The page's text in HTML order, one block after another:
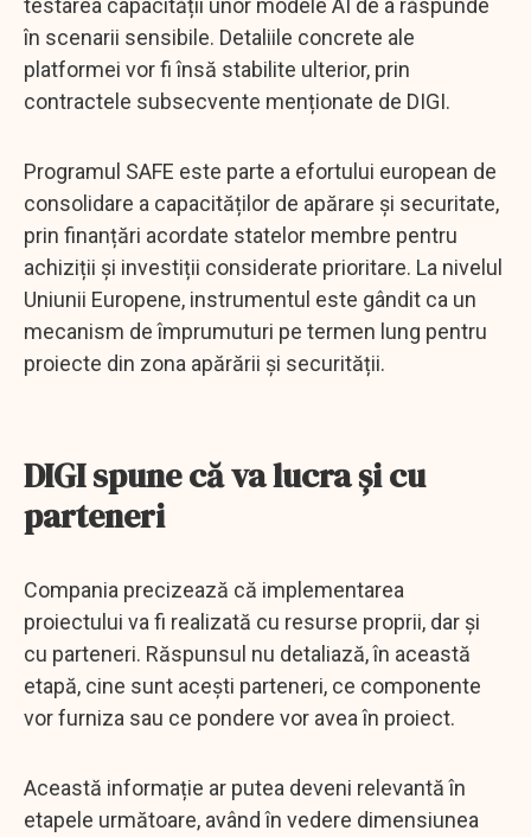
în scenarii sensibile. Detaliile concrete ale
platformei vor fi însă stabilite ulterior, prin
contractele subsecvente menționate de DIGI.
Programul SAFE este parte a efortului european de
consolidare a capacităților de apărare și securitate,
prin finanțări acordate statelor membre pentru
achiziții și investiții considerate prioritare. La nivelul
Uniunii Europene, instrumentul este gândit ca un
mecanism de împrumuturi pe termen lung pentru
proiecte din zona apărării și securității.
DIGI spune că va lucra și cu
parteneri
Compania precizează că implementarea
proiectului va fi realizată cu resurse proprii, dar și
cu parteneri. Răspunsul nu detaliază, în această
etapă, cine sunt acești parteneri, ce componente
vor furniza sau ce pondere vor avea în proiect.
Această informație ar putea deveni relevantă în
etapele următoare, având în vedere dimensiunea